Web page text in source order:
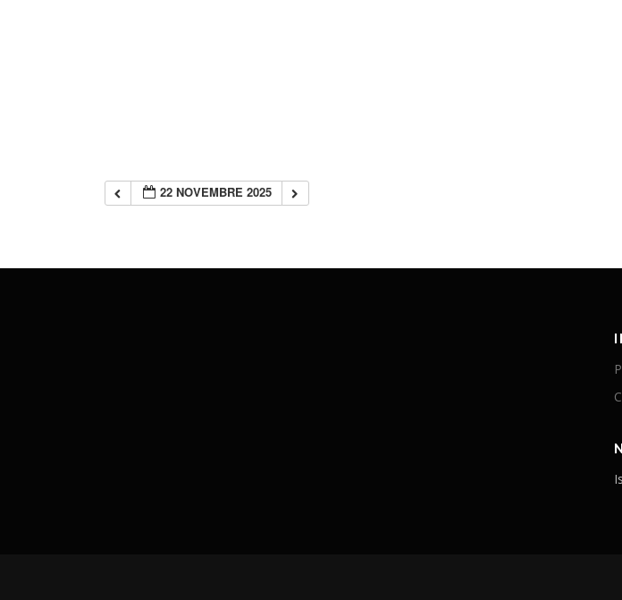
22 NOVEMBRE 2025